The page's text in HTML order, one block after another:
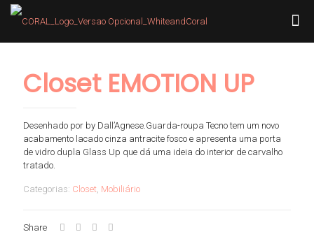
Closet EMOTION UP
Desenhado por by Dall’Agnese.Guarda-roupa Tecno tem um novo
acabamento lacado cinza antracite fosco e apresenta uma porta
de vidro dupla Glass Up que dá uma ideia do interior de carvalho
tratado.
Categorias: Closet, Mobiliário
Share